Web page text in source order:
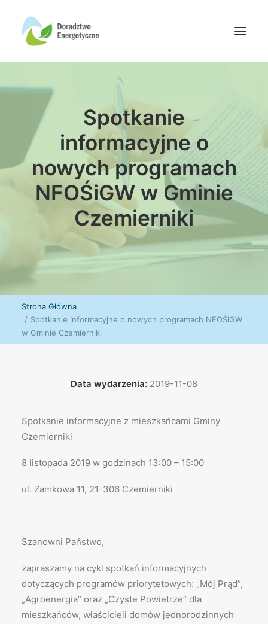
Oferta doradców
Aktualności
Wydarzenia
Oferta finansowania
Wiedza
Media
Wyszukiwanie
Spotkanie
informacyjne o
nowych programach
NFOŚiGW w Gminie
Czemierniki
Strona Główna
Spotkanie informacyjne o nowych programach NFOŚiGW
w Gminie Czemierniki
Data wydarzenia: 2019-11-08
Spotkanie informacyjne z mieszkańcami Gminy
Czemierniki
8 listopada 2019 w godzinach 13:00 – 15:00
ul. Zamkowa 11, 21-306 Czemierniki
Szanowni Państwo,
zapraszamy na cykl spotkań informacyjnych
dotyczących programów priorytetowych: „Mój Prąd”,
„Agroenergia” oraz „Czyste Powietrze” dla
mieszkańców, właścicieli domów jednorodzinnych